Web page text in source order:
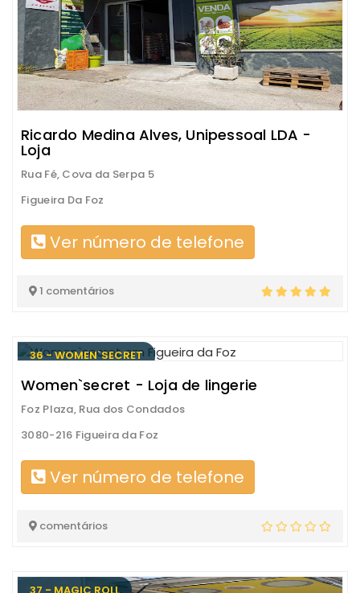
Ricardo Medina Alves, Unipessoal LDA -
Loja
Rua Fé, Cova da Serpa 5
Figueira Da Foz
Ver número de telefone
1 comentários
36 - WOMEN`SECRET
Women`secret - Loja de lingerie
Foz Plaza, Rua dos Condados
3080-216 Figueira da Foz
Ver número de telefone
comentários